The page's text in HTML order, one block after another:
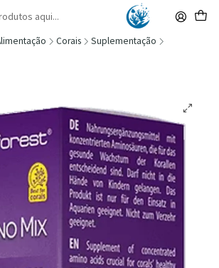
Portes Grátis desde 149,90€ (Envio extresso: 14,90€)
Ler mais
Corais
Suplementação